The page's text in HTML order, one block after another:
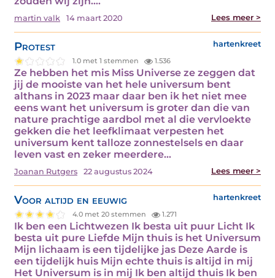
martin valk 14 maart 2020 Lees meer >
Protest hartenkreet
1.0 met 1 stemmen 1.536
Ze hebben het mis Miss Universe ze zeggen dat
jij de mooiste van het hele universum bent
althans in 2023 maar daar ben ik het niet mee
eens want het universum is groter dan die van
nature prachtige aardbol met al die vervloekte
gekken die het leefklimaat verpesten het
universum kent talloze zonnestelsels en daar
leven vast en zeker meerdere…
Joanan Rutgers 22 augustus 2024 Lees meer >
Voor altijd en eeuwig hartenkreet
4.0 met 20 stemmen 1.271
Ik ben een Lichtwezen Ik besta uit puur Licht Ik
besta uit pure Liefde Mijn thuis is het Universum
Mijn lichaam is een tijdelijke jas Deze Aarde is
een tijdelijk huis Mijn echte thuis is altijd in mij
Het Universum is in mij Ik ben altijd thuis Ik ben